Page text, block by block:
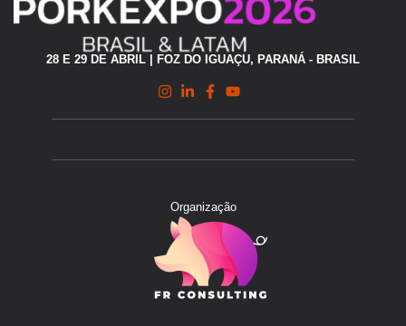
28 E 29 DE ABRIL | FOZ DO IGUAÇU, PARANÁ - BRASIL
Organização